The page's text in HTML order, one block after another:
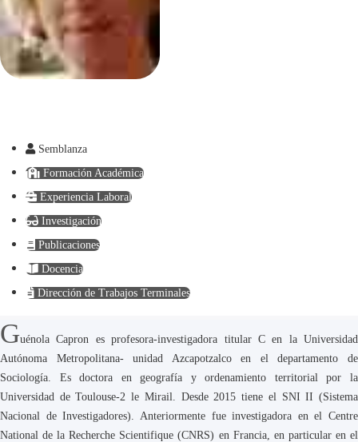
Semblanza
Formación Académica
Experiencia Laboral
Investigación
Publicaciones
Docencia
Dirección de Trabajos Terminales
Guénola Capron es profesora-investigadora titular C en la Universidad
Autónoma Metropolitana- unidad Azcapotzalco en el departamento de
Sociología. Es doctora en geografía y ordenamiento territorial por la
Universidad de Toulouse-2 le Mirail. Desde 2015 tiene el SNI II (Sistema
Nacional de Investigadores). Anteriormente fue investigadora en el Centre
National de la Recherche Scientifique (CNRS) en Francia, en particular en el